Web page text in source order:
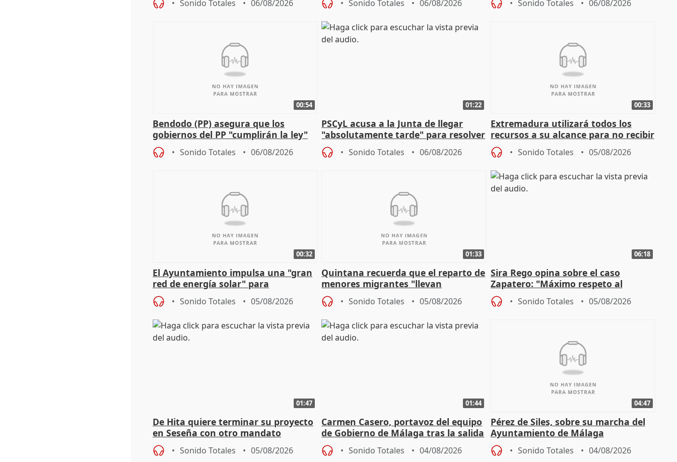
Sonido Totales 06/08/2026 Sonido Totales 06/08/2026 Sonido Totales 06/08/2026
00:54
Bendodo (PP) asegura que los
gobiernos del PP "cumplirán la ley"
sobre los menores migrantes
Sonido Totales 06/08/2026
01:22
PSCyL acusa a la Junta de llegar
"absolutamente tarde" para resolver
problemas como Newcastle
Sonido Totales 06/08/2026
00:33
Extremadura utilizará todos los
recursos a su alcance para no recibir
más menores migrantes
Sonido Totales 05/08/2026
00:32
El Ayuntamiento impulsa una "gran
red de energía solar" para
autoconsumo
Sonido Totales 05/08/2026
01:33
Quintana recuerda que el reparto de
menores migrantes "llevan
aportación del Gobierno" central
Sonido Totales 05/08/2026
06:18
Sira Rego opina sobre el caso
Zapatero: "Máximo respeto al
proceso judicial"
Sonido Totales 05/08/2026
01:47
De Hita quiere terminar su proyecto
en Seseña con otro mandato
Sonido Totales 05/08/2026
01:44
Carmen Casero, portavoz del equipo
de Gobierno de Málaga tras la salida
de Pérez de Siles
Sonido Totales 04/08/2026
04:47
Pérez de Siles, sobre su marcha del
Ayuntamiento de Málaga
Sonido Totales 04/08/2026